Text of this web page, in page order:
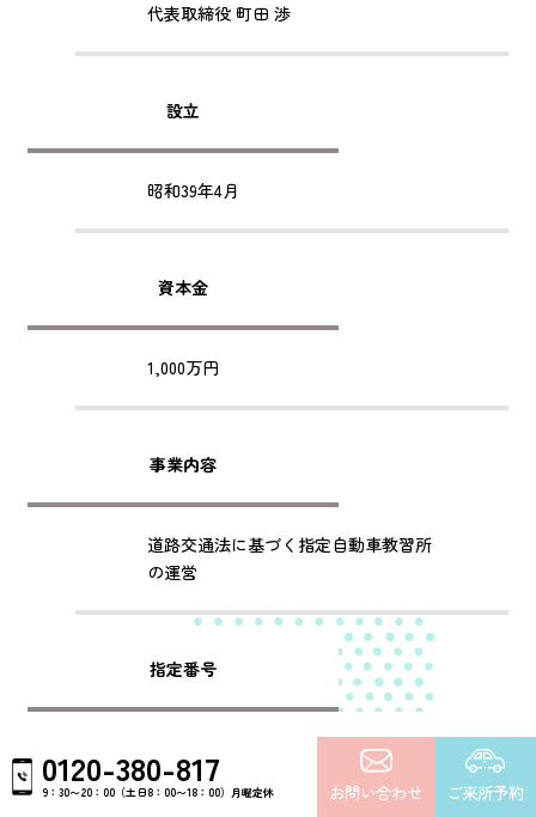
代表取締役 町田 渉
設立
昭和39年4月
資本金
1,000万円
事業内容
道路交通法に基づく指定自動車教習所
の運営
指定番号
埼玉県公安委員会指定 第30号
0120-380-817
9：30〜20：00（土日8：00〜18：00）月曜定休 お問い合わせ ご来所予約